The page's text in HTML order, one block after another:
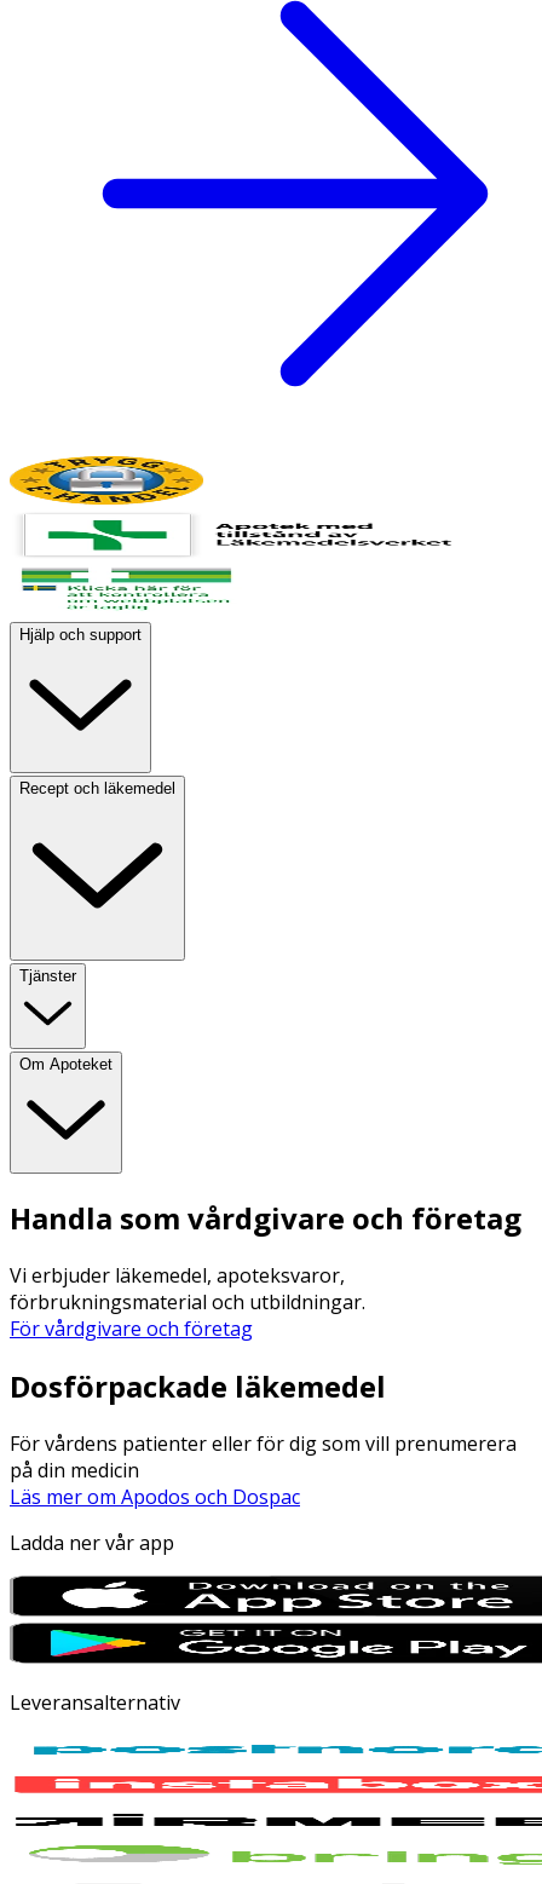
Hjälp och support
Recept och läkemedel
Tjänster
Om Apoteket
Handla som vårdgivare och företag
Vi erbjuder läkemedel, apoteksvaror,
förbrukningsmaterial och utbildningar.
För vårdgivare och företag
Dosförpackade läkemedel
För vårdens patienter eller för dig som vill prenumerera
på din medicin
Läs mer om Apodos och Dospac
Ladda ner vår app
Leveransalternativ